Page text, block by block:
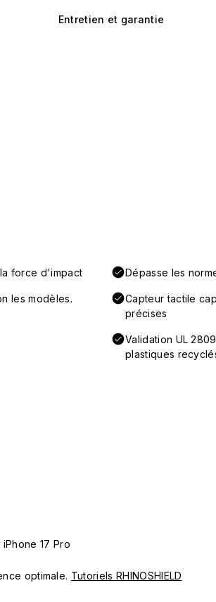
Entretien et garantie
force d'impact Dépasse les
les modèles.
Capteur tactile
précises
Validation UL
plastiques
17 Pro
optimale. Tutoriels RHINOSHIELD